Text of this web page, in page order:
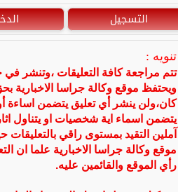
التسجيل
تنويه :
تتم مراجعة كافة التعليقات ،وتنشر
ويحتفظ موقع وكالة جراسا
كان،ولن ينشر أي تعليق يتضمن اساءة
يتضمن اسماء اية شخصيات او يتناول
آملين التقيد بمستوى راقي
موقع وكالة جراسا الاخبارية علما ان
رأي الموقع والقائمين عليه.